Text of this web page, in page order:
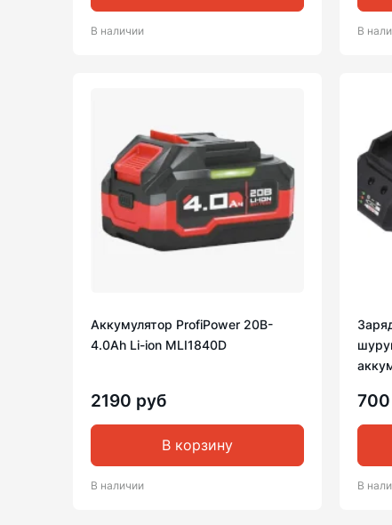
В наличии В
Аккумулятор ProfiPower 20B-
4.0Ah Li-ion MLI1840D
2190 руб
В корзину
В наличии В